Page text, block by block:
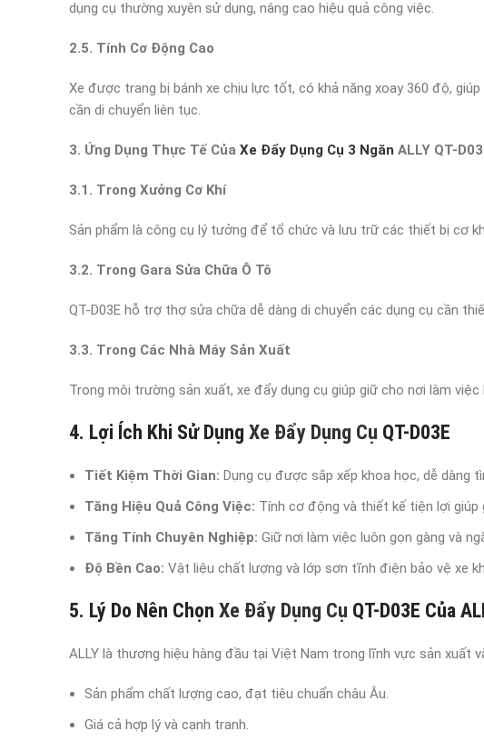
dụng cụ thường xuyên sử dụng, nâng cao hiệu quả công việc.
2.5. Tính Cơ Động Cao
Xe được trang bị bánh xe chịu lực tốt, có khả năng xoay 360 độ,
cần di chuyển liên tục.
3. Ứng Dụng Thực Tế Của Xe Đẩy Dụng Cụ 3 Ngăn ALLY QT-
3.1. Trong Xưởng Cơ Khí
Sản phẩm là công cụ lý tưởng để tổ chức và lưu trữ các thiết bị cơ
3.2. Trong Gara Sửa Chữa Ô Tô
QT-D03E hỗ trợ thợ sửa chữa dễ dàng di chuyển các dụng cụ cần
3.3. Trong Các Nhà Máy Sản Xuất
Trong môi trường sản xuất, xe đẩy dụng cụ giúp giữ cho nơi làm
4. Lợi Ích Khi Sử Dụng Xe Đẩy Dụng Cụ QT-D03E
Tiết Kiệm Thời Gian: Dụng cụ được sắp xếp khoa học, dễ dàng
Tăng Hiệu Quả Công Việc: Tính cơ động và thiết kế tiện lợi giúp
Tăng Tính Chuyên Nghiệp: Giữ nơi làm việc luôn gọn gàng và
Độ Bền Cao: Vật liệu chất lượng và lớp sơn tĩnh điện bảo vệ xe
5. Lý Do Nên Chọn Xe Đẩy Dụng Cụ QT-D03E Của
ALLY là thương hiệu hàng đầu tại Việt Nam trong lĩnh vực sản xuất
Sản phẩm chất lượng cao, đạt tiêu chuẩn châu Âu.
Giá cả hợp lý và cạnh tranh.